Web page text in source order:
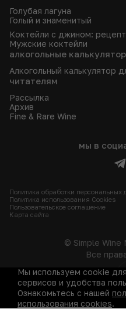
Голубая лагуна
Голый и знаменитый
Коктейли с джином:
Мужские коктейли
алкогольные
Алкогольный калькулятор
читателям
Рассылка
Архив
Fine & Rare Wine
мы в
Политика обработки персональных
Политика использования Сookies
Пользовательское соглашение
Карта сайта
© Simple Wine
Все
Мы используем cookie
сервисов и удобства
Ознакомьтесь с нашей
использования cookies.